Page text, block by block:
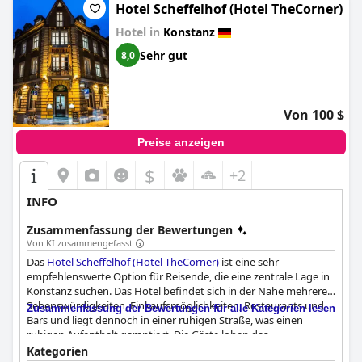
bemüht, den Gästen einen angenehmen Aufenthalt zu
ermöglichen. Die Betten wurden als bequem und geräumig
beschrieben, wobei einige Gäste besonders die bequemen
Kissen erwähnten. Insgesamt bietet das
hervorragenden Service mit freundlichem und
zuvorkommendem Personal, das sich sehr bemüht, dass sich
die Gäste wie zu Hause fühlen.
Hotel Scheffelhof (Hotel TheCorner)
Hotel in Konstanz
8,0 Sehr gut
Von 100 $
Preise anzeigen
$ +2
INFO
Zusammenfassung der Bewertungen
Von KI zusammengefasst
Das Hotel Scheffelhof (Hotel TheCorner) ist eine sehr
empfehlenswerte Option für Reisende, die eine zentrale Lage in
Konstanz suchen. Das Hotel befindet sich in der Nähe mehrerer
Sehenswürdigkeiten, Einkaufsmöglichkeiten, Restaurants und
Bars und liegt dennoch in einer ruhigen Straße, was einen
ruhigen Aufenthalt garantiert. Die Gäste loben das
Hotelpersonal für seine Freundlichkeit und das köstliche
Zusammenfassung der Bewertungen für alle Kategorien lesen
Kategorien